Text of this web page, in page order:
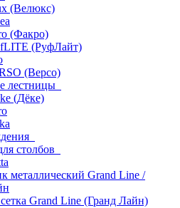
(Велюкс)
(Факро)
(РуфЛайт)
(Версо)
лестницы
(Дёке)
столбов
металлический Grand Line /
Grand Line (Гранд Лайн)